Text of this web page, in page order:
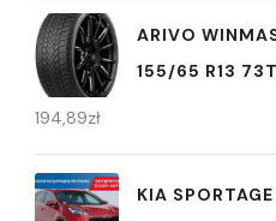
ARIVO
155/65 R13 73T
194,89zł
KIA